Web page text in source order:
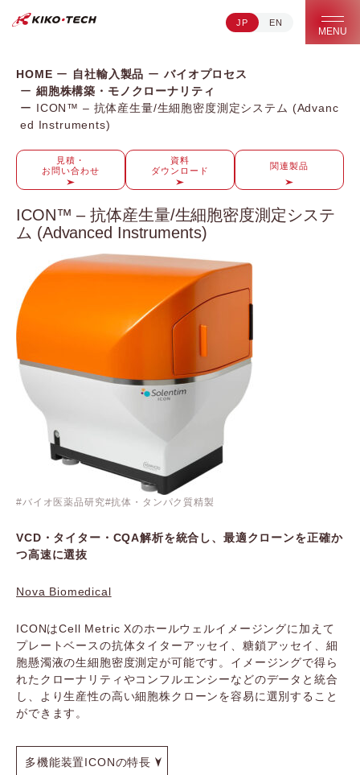
キコーテック株式会社 | ライフサイエンス研究への貢献
JP EN
MENU
HOME 自社輸入製品
バイオプロセス
細胞株構築・モノクローナリティ
ICON™ – 抗体産生量/生細胞密度測定システム (Advanc
ed Instruments)
見積・
お問い合わせ
資料
ダウンロード
関連製品
ICON™ – 抗体産生量/生細胞密度測定システ
ム (Advanced Instruments)
バイオ医薬品研究 抗体・タンパク質精製
VCD・タイター・CQA解析を統合し、最適クローンを正確か
つ高速に選抜
Nova Biomedical
ICONはCell Metric Xのホールウェルイメージングに加えて
プレートベースの抗体タイターアッセイ、糖鎖アッセイ、細
胞懸濁液の生細胞密度測定が可能です。イメージングで得ら
れたクローナリティやコンフルエンシーなどのデータと統合
し、より生産性の高い細胞株クローンを容易に選別すること
ができます。
多機能装置ICONの特長